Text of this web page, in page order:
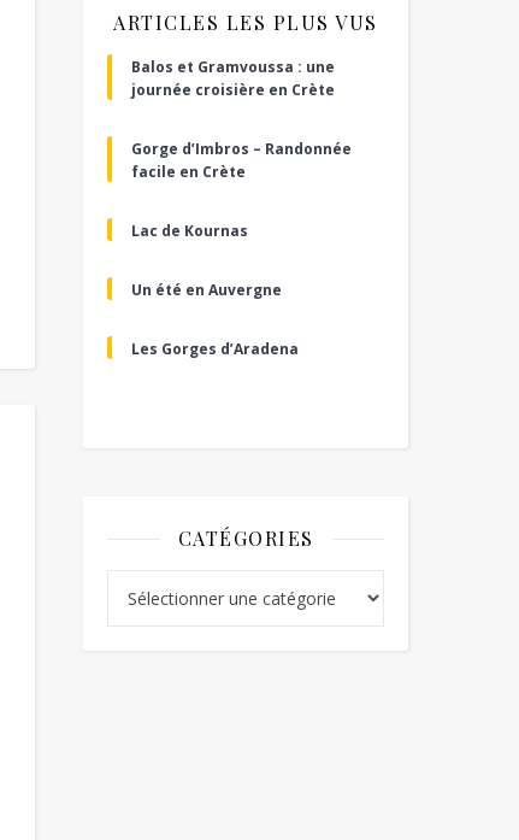
ARTICLES LES PLUS VUS
Balos et Gramvoussa : une
journée croisière en Crète
Gorge d’Imbros – Randonnée
facile en Crète
Lac de Kournas
Un été en Auvergne
Les Gorges d’Aradena
CATÉGORIES